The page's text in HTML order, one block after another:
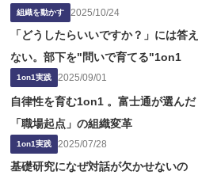
題点
組織を動かす 2025/10/24
「どうしたらいいですか？」には答え
ない。部下を"問いで育てる"1on1
1on1実践 2025/09/01
自律性を育む1on1 。富士通が選んだ
「職場起点」の組織変革
1on1実践 2025/07/28
基礎研究になぜ対話が欠かせないの